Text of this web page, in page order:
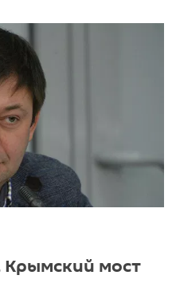
Крымский мост